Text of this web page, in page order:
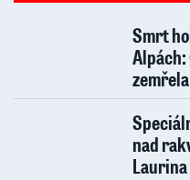
Smrt
Alpách:
nad